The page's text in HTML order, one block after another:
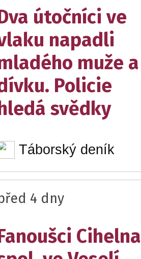
útočníci ve
napadli
muže a
Policie
svědky
Táborský deník
4 dny